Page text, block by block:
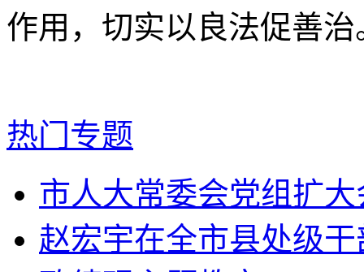
作用，切实以良法促善治
热门专题
市人大常委会党组扩
赵宏宇在全市县处级